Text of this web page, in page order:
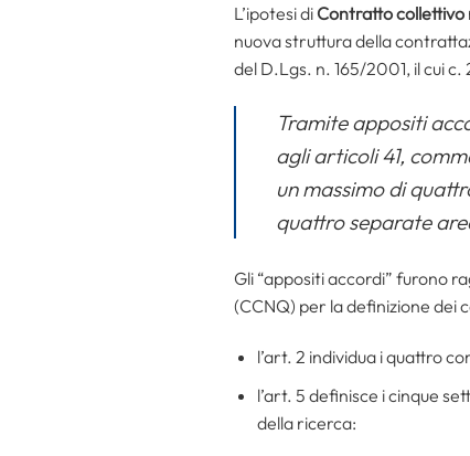
L’ipotesi di Contratto collettivo
nuova struttura della
del D.Lgs. n. 165/2001, il cui c.
Tramite appositi
agli articoli 41,
un massimo di
quattro separate
Gli “appositi accordi” furono
(CCNQ) per la definizione dei
l’art. 2 individua i quattro
l’art. 5 definisce i cinque
della ricerca: